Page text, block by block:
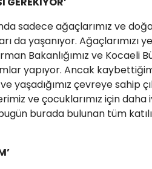
sadece ağaçlarımız ve
da yaşanıyor. Ağaçlarımızı
Bakanlığımız ve Kocaeli
yapıyor. Ancak
yaşadığımız çevreye sahip
ve çocuklarımız için
burada bulunan tüm